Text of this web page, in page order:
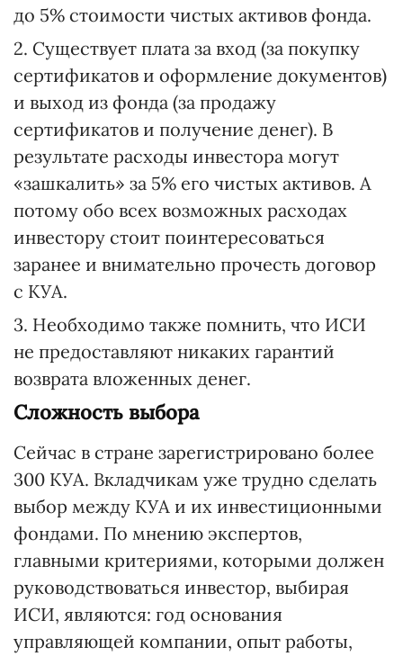
до 5% стоимости чистых активов фонда.
2. Существует плата за вход (за покупку
сертификатов и оформление документов)
и выход из фонда (за продажу
сертификатов и получение денег). В
результате расходы инвестора могут
«зашкалить» за 5% его чистых активов. А
потому обо всех возможных расходах
инвестору стоит поинтересоваться
заранее и внимательно прочесть договор
с КУА.
3. Необходимо также помнить, что ИСИ
не предоставляют никаких гарантий
возврата вложенных денег.
Сложность выбора
Сейчас в стране зарегистрировано более
300 КУА. Вкладчикам уже трудно сделать
выбор между КУА и их инвестиционными
фондами. По мнению экспертов,
главными критериями, которыми должен
руководствоваться инвестор, выбирая
ИСИ, являются: год основания
управляющей компании, опыт работы,